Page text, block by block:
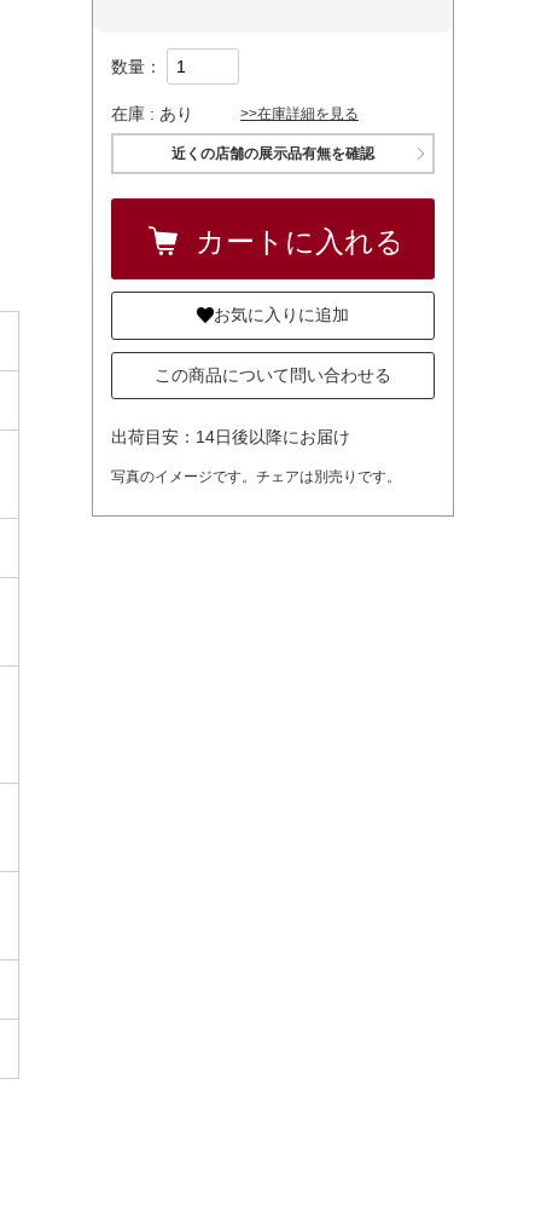
数量：
在庫 : あり >>在庫詳細を見る
近くの店舗の展示品有無を確認
お気に入りに追加
この商品について問い合わせる
出荷目安：14日後以降にお届け
写真のイメージです。チェアは別売りです。